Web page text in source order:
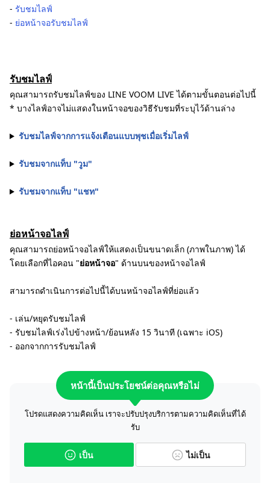
- รับชมไลฟ์
- ย่อหน้าจอรับชมไลฟ์
รับชมไลฟ์
คุณสามารถรับชมไลฟ์ของ LINE VOOM LIVE ได้ตามขั้นตอนต่อไปนี้
* บางไลฟ์อาจไม่แสดงในหน้าจอของวิธีรับชมที่ระบุไว้ด้านล่าง
รับชมไลฟ์จากการแจ้งเตือนแบบพุชเมื่อเริ่มไลฟ์
รับชมจากแท็บ "วูม"
รับชมจากแท็บ "แชท"
ย่อหน้าจอไลฟ์
คุณสามารถย่อหน้าจอไลฟ์ให้แสดงเป็นขนาดเล็ก (ภาพในภาพ) ได้
โดยเลือกที่ไอคอน "ย่อหน้าจอ" ด้านบนของหน้าจอไลฟ์
สามารถดำเนินการต่อไปนี้ได้บนหน้าจอไลฟ์ที่ย่อแล้ว
- เล่น/หยุดรับชมไลฟ์
- รับชมไลฟ์เร่งไปข้างหน้า/ย้อนหลัง 15 วินาที (เฉพาะ iOS)
- ออกจากการรับชมไลฟ์
หน้านี้เป็นประโยชน์ต่อคุณหรือไม่
โปรดแสดงความคิดเห็น เราจะปรับปรุงบริการตามความคิดเห็นที่ได้
รับ
เป็น ไม่เป็น